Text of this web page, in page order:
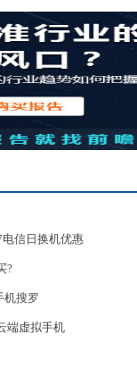
信日换机优惠
?
机搜罗
端虚拟手机